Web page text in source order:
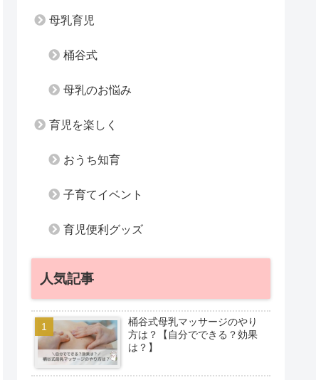
母乳育児
桶谷式
母乳のお悩み
育児を楽しく
おうち知育
子育てイベント
育児便利グッズ
人気記事
桶谷式母乳マッサージのやり
方は？【自分でできる？効果
は？】